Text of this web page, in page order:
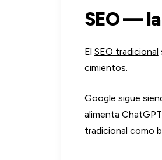
SEO —
El SEO tradicional
cimientos.
Google sigue
alimenta
tradicional como